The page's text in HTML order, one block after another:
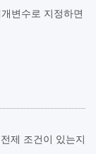
변수로 지정하면
제 조건이 있는지